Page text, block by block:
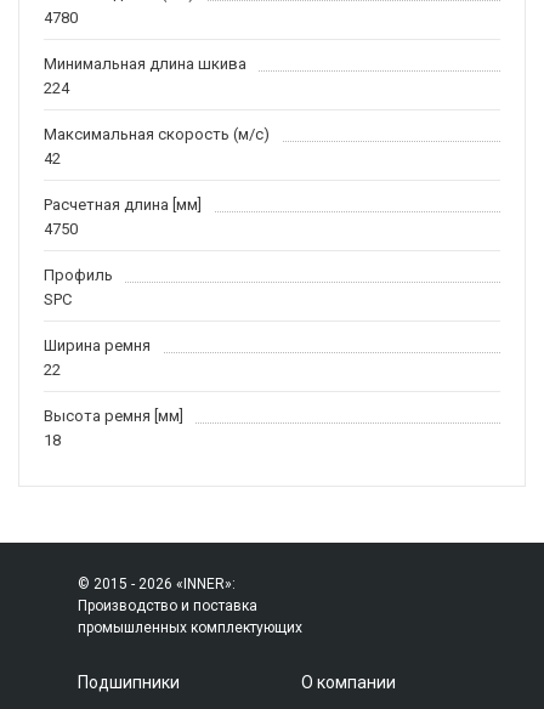
4780
Минимальная длина шкива
224
Максимальная скорость (м/c)
42
Расчетная длина [мм]
4750
Профиль
SPC
Ширина ремня
22
Высота ремня [мм]
18
© 2015 - 2026 «INNER»:
Производство и поставка
промышленных комплектующих
Подшипники
О компании